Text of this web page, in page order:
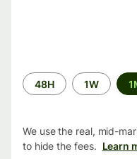
Time
period
48H 1W
We use the real, mid-
to hide the fees. Learn